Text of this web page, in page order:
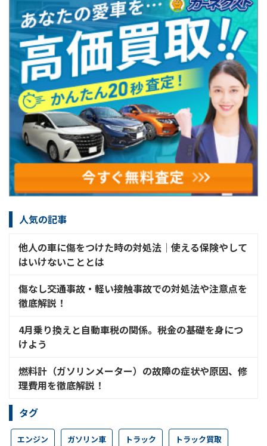
人気の記事
他人の車に傷をつけた時の対処法│使える保険やして
はいけないこととは
傷なし交通事故・軽い接触事故での対処法や注意点を
徹底解説！
4月乗り換えと自動車税の関係。税金の基礎を身につ
けよう
燃料計（ガソリンメーター）の故障の症状や原因、修
理費用を徹底解説！
タグ
エンジン ガソリン車 トラック トラック買取